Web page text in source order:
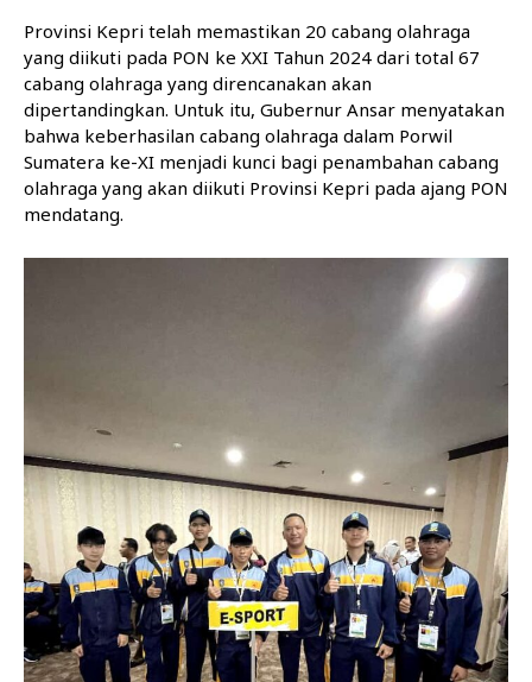
Provinsi Kepri telah memastikan 20 cabang olahraga
yang diikuti pada PON ke XXI Tahun 2024 dari total 67
cabang olahraga yang direncanakan akan
dipertandingkan. Untuk itu, Gubernur Ansar menyatakan
bahwa keberhasilan cabang olahraga dalam Porwil
Sumatera ke-XI menjadi kunci bagi penambahan cabang
olahraga yang akan diikuti Provinsi Kepri pada ajang PON
mendatang.